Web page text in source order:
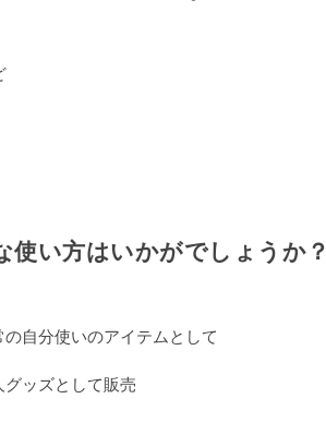
使い方はいかがでしょうか？
の自分使いのアイテムとして
グッズとして販売